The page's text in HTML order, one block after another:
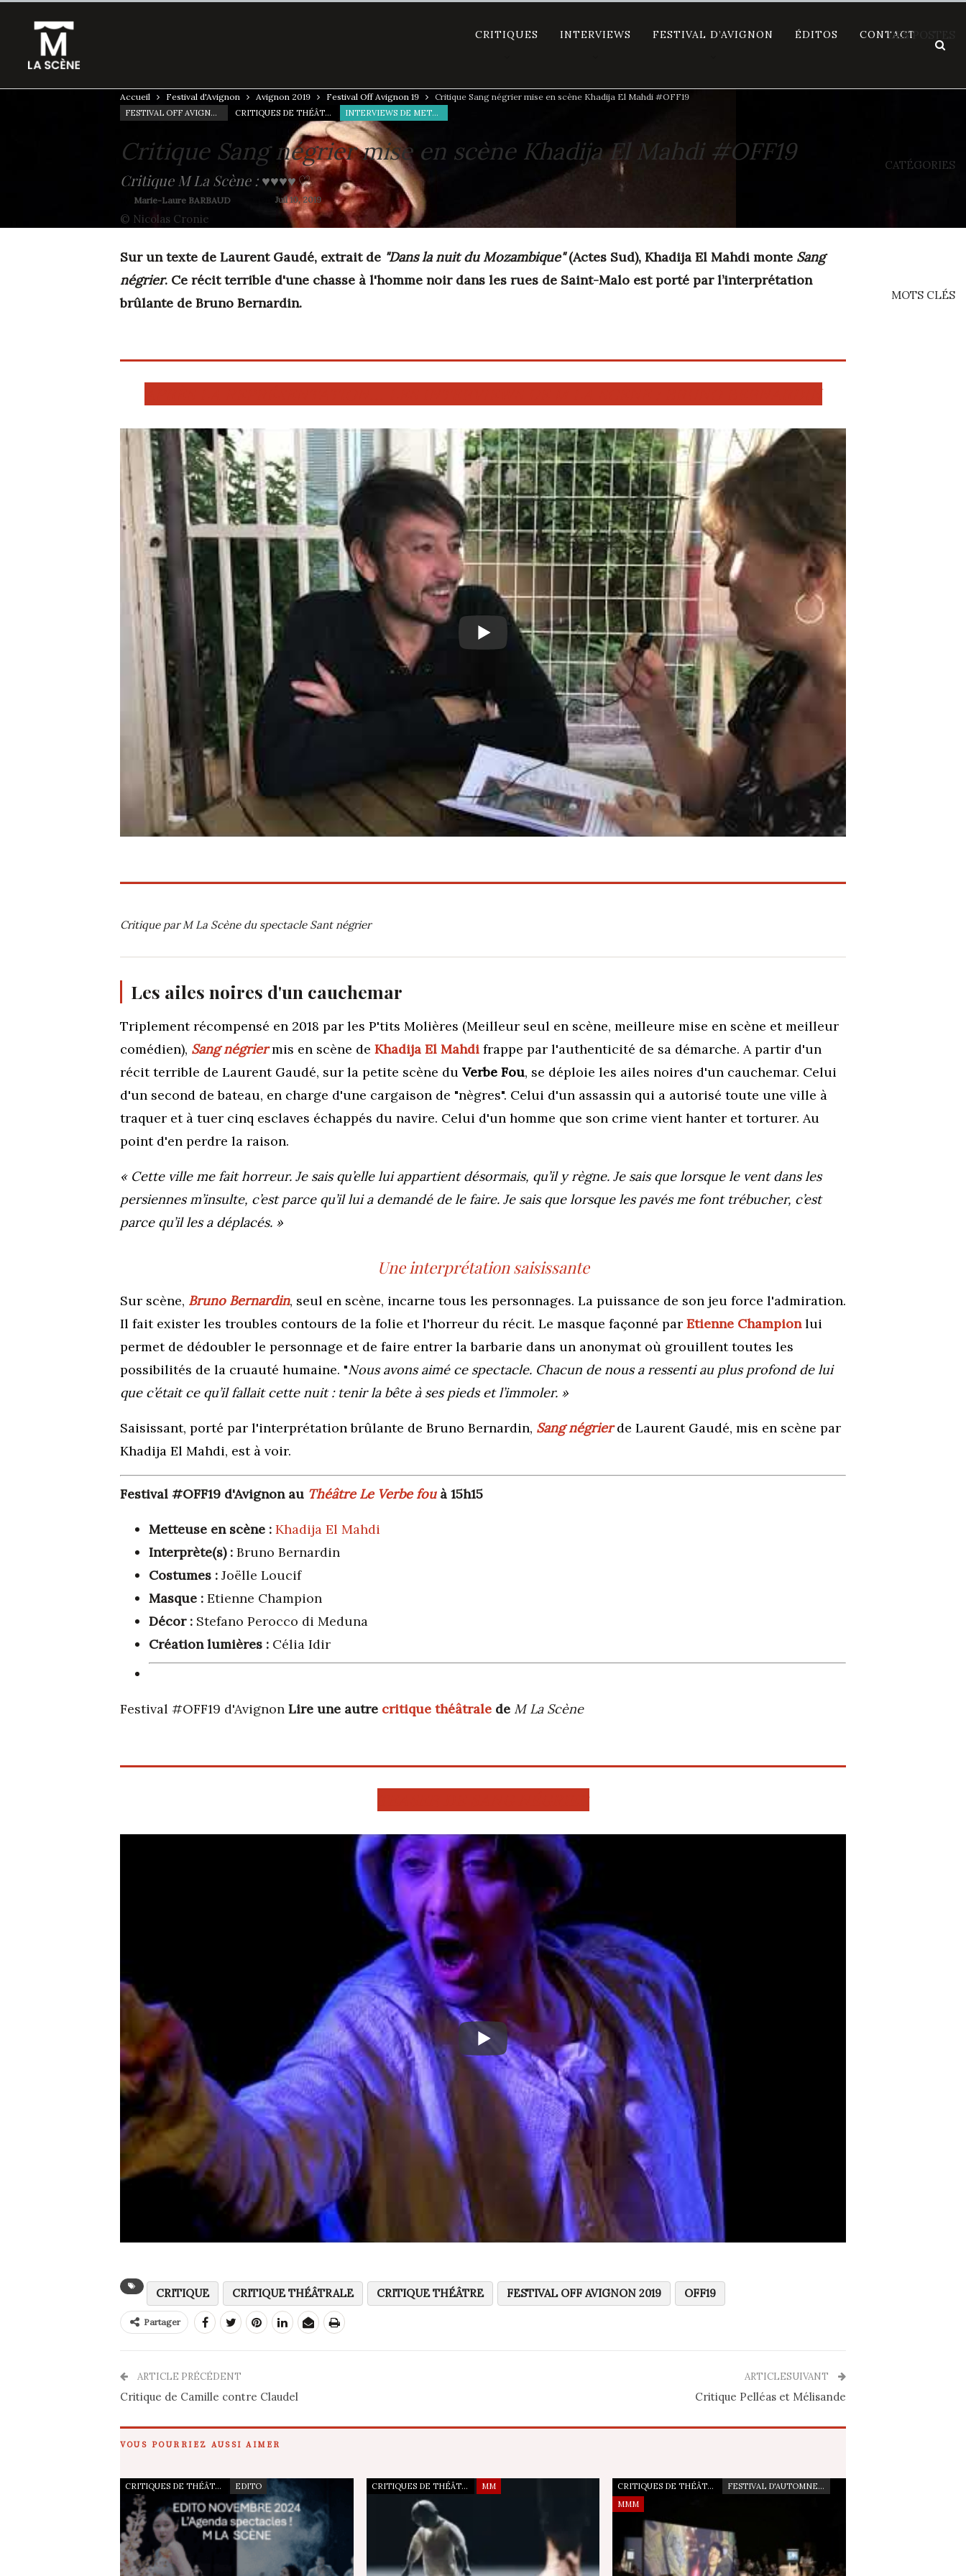
DES POSTES
CATÉGORIES
MOTS CLÉS
CRITIQUES INTERVIEWS FESTIVAL D’AVIGNON ÉDITOS CONTACT
Accueil Festival d'Avignon Avignon 2019 Festival Off Avignon 19 Critique Sang négrier mise en scène Khadija El Mahdi #OFF19
FESTIVAL OFF AVIGNON 19 CRITIQUES DE THÉÂTRE INTERVIEWS DE METTEURS EN SCÈNE
Critique Sang négrier mise en scène Khadija El Mahdi #OFF19
Critique M La Scène : ♥♥♥♥♡
Marie-Laure BARBAUD Juil 10, 2019
© Nicolas Cronie
Sur un texte de Laurent Gaudé, extrait de "Dans la nuit du Mozambique"(Actes Sud), Khadija El Mahdi monte Sang
négrier. Ce récit terrible d'une chasse à l'homme noir dans les rues de Saint-Malo est porté par l’interprétation
brûlante de Bruno Bernardin.
Critique par M La Scène du spectacle Sant négrier
Les ailes noires d'un cauchemar
Triplement récompensé en 2018 par les P'tits Molières (Meilleur seul en scène, meilleure mise en scène et meilleur
comédien), Sang négriermis en scène de Khadija El Mahdi frappe par l'authenticité de sa démarche. A partir d'un
récit terrible de Laurent Gaudé, sur la petite scène du Verbe Fou, se déploie les ailes noires d'un cauchemar. Celui
d'un second de bateau, en charge d'une cargaison de "nègres". Celui d'un assassin qui a autorisé toute une ville à
traquer et à tuer cinq esclaves échappés du navire. Celui d'un homme que son crime vient hanter et torturer. Au
point d'en perdre la raison.
« Cette ville me fait horreur. Je sais qu’elle lui appartient désormais, qu’il y règne. Je sais que lorsque le vent dans les
persiennes m’insulte, c’est parce qu’il lui a demandé de le faire. Je sais que lorsque les pavés me font trébucher, c’est
parce qu’il les a déplacés. »
Une interprétation saisissante
Sur scène, Bruno Bernardin, seul en scène, incarne tous les personnages. La puissance de son jeu force l'admiration.
Il fait exister les troubles contours de la folie et l'horreur du récit. Le masque façonné par Etienne Champion lui
permet de dédoubler le personnage et de faire entrer la barbarie dans un anonymat où grouillent toutes les
possibilités de la cruauté humaine. "Nous avons aimé ce spectacle. Chacun de nous a ressenti au plus profond de lui
que c’était ce qu’il fallait cette nuit : tenir la bête à ses pieds et l’immoler. »
Saisissant, porté par l'interprétation brûlante de Bruno Bernardin, Sang négrierde Laurent Gaudé, mis en scène par
Khadija El Mahdi, est à voir.
Festival #OFF19 d'Avignon au Théâtre Le Verbe fou à 15h15
Metteuse en scène : Khadija El Mahdi
Interprète(s) : Bruno Bernardin
Costumes : Joëlle Loucif
Masque : Etienne Champion
Décor : Stefano Perocco di Meduna
Création lumières : Célia Idir
Festival #OFF19 d'Avignon Lire une autre critique théâtrale de M La Scène
CRITIQUE CRITIQUE THÉÂTRALE CRITIQUE THÉÂTRE FESTIVAL OFF AVIGNON 2019 OFF19
Partager
ARTICLE PRÉCÉDENT
Critique de Camille contre Claudel
ARTICLESUIVANT
Critique Pelléas et Mélisande
VOUS POURRIEZ AUSSI AIMER
CRITIQUES DE THÉÂTRE EDITO CRITIQUES DE THÉÂTRE MM CRITIQUES DE THÉÂTRE
FESTIVAL D'AUTOMNE À PARIS
MMM